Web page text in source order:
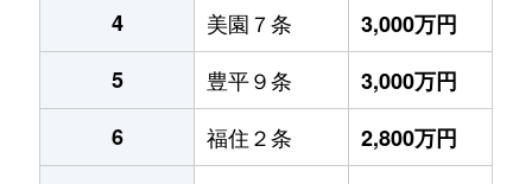
4
美園７条
3,000万円
5
豊平９条
3,000万円
6
福住２条
2,800万円